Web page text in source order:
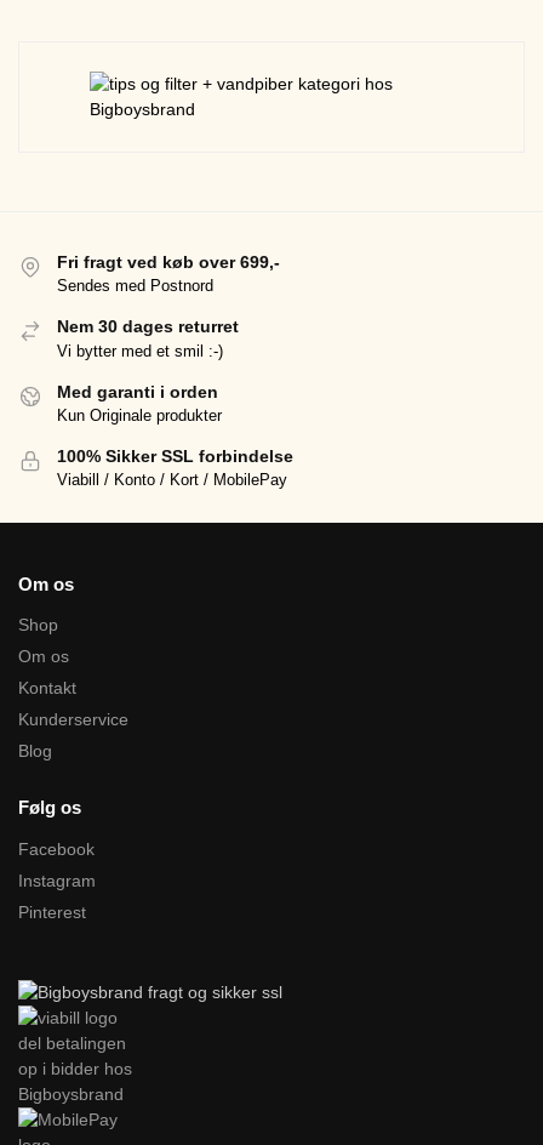
Fri fragt ved køb over 699,-
Sendes med Postnord
Nem 30 dages returret
Vi bytter med et smil :-)
Med garanti i orden
Kun Originale produkter
100% Sikker SSL forbindelse
Viabill / Konto / Kort / MobilePay
Om os
Shop
Om os
Kontakt
Kunderservice
Blog
Følg os
Facebook
Instagram
Pinterest